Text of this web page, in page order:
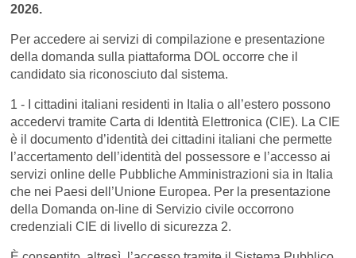
2026.
Per accedere ai servizi di compilazione e presentazione
della domanda sulla piattaforma DOL occorre che il
candidato sia riconosciuto dal sistema.
1 - I cittadini italiani residenti in Italia o all’estero possono
accedervi tramite Carta di Identità Elettronica (CIE). La CIE
è il documento d’identità dei cittadini italiani che permette
l’accertamento dell’identità del possessore e l’accesso ai
servizi online delle Pubbliche Amministrazioni sia in Italia
che nei Paesi dell’Unione Europea. Per la presentazione
della Domanda on-line di Servizio civile occorrono
credenziali CIE di livello di sicurezza 2.